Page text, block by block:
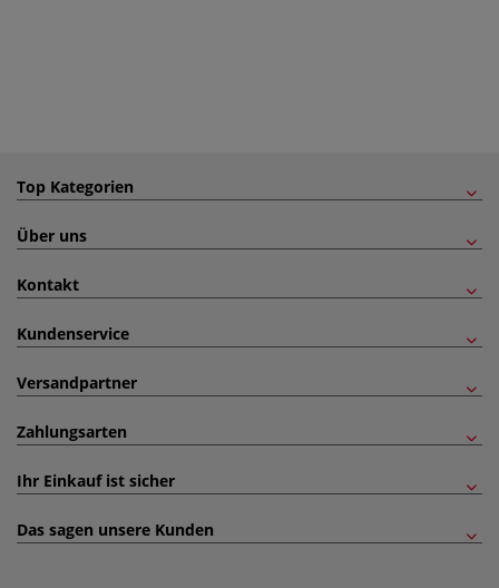
Top Kategorien
Über uns
Kontakt
Kundenservice
Versandpartner
Zahlungsarten
Ihr Einkauf ist sicher
Das sagen unsere Kunden